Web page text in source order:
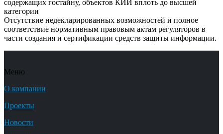
содержащих гостайну, объектов КИИ вплоть до высшей
категории
Отсутствие недекларированных возможностей и полное
соответствие нормативным правовым актам регуляторов в
части создания и сертификации средств защиты информации.
Меню
О компании
Проекты
Новости